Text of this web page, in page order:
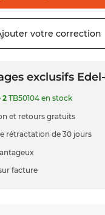
votre correction
exclusifs
2 TB50104 en stock
et retours gratuits
rétractation de 30 jours
facture